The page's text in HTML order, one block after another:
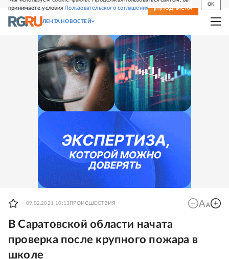
принимаете условия Пользовательского соглашения
OK
СВЕЖИЙ НОМЕР ПОДПИСКА
ЛЕНТА НОВОСТЕЙ
09.02.2021 10:13 ПРОИСШЕСТВИЯ
В Саратовской области начата
проверка после крупного пожара в
школе